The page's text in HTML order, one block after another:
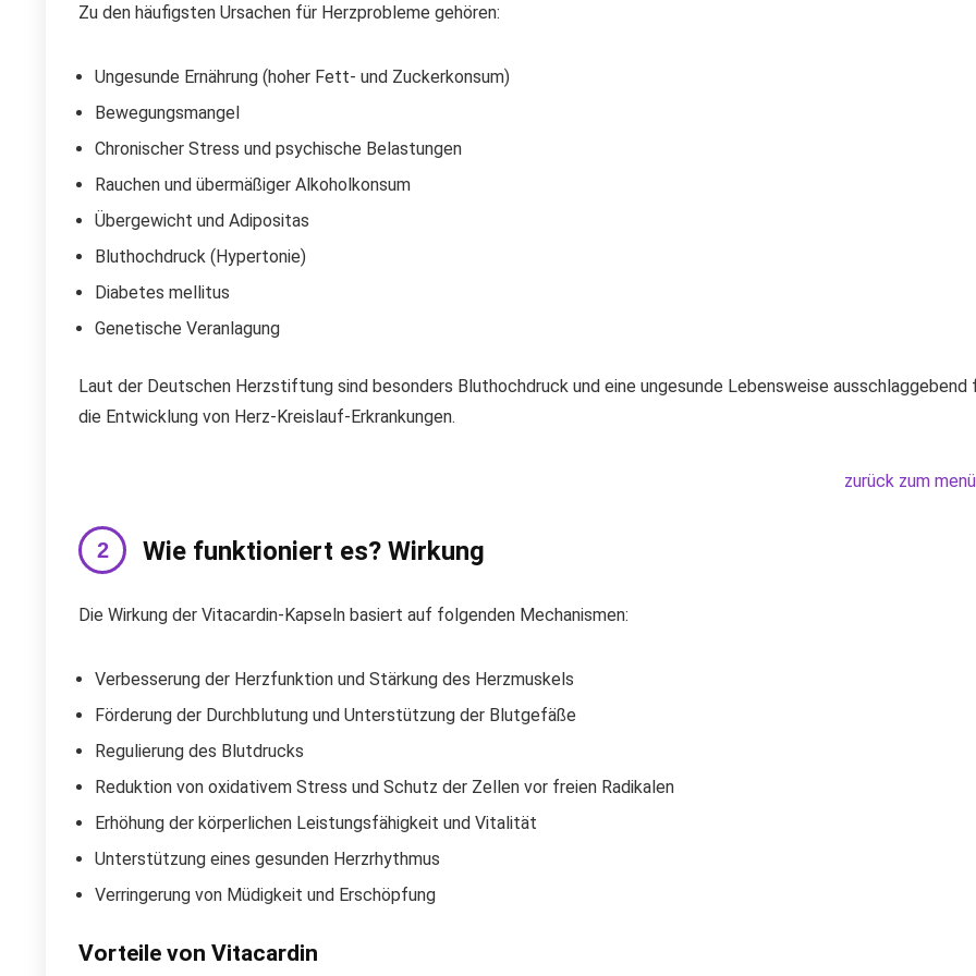
Zu den häufigsten Ursachen für Herzprobleme gehören:
Ungesunde Ernährung (hoher Fett- und Zuckerkonsum)
Bewegungsmangel
Chronischer Stress und psychische Belastungen
Rauchen und übermäßiger Alkoholkonsum
Übergewicht und Adipositas
Bluthochdruck (Hypertonie)
Diabetes mellitus
Genetische Veranlagung
Laut der Deutschen Herzstiftung sind besonders Bluthochdruck und eine ungesunde Lebensweise ausschlaggebend
die Entwicklung von Herz-Kreislauf-Erkrankungen.
zurück zum
Wie funktioniert es? Wirkung
Die Wirkung der Vitacardin-Kapseln basiert auf folgenden Mechanismen:
Verbesserung der Herzfunktion und Stärkung des Herzmuskels
Förderung der Durchblutung und Unterstützung der Blutgefäße
Regulierung des Blutdrucks
Reduktion von oxidativem Stress und Schutz der Zellen vor freien Radikalen
Erhöhung der körperlichen Leistungsfähigkeit und Vitalität
Unterstützung eines gesunden Herzrhythmus
Verringerung von Müdigkeit und Erschöpfung
Vorteile von Vitacardin